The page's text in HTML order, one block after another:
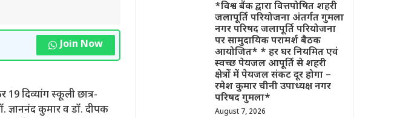
Join Now
19 दिव्यांग स्कूली छात्र-
कुमार व डॉ. दीपक
*विश्व बैंक द्वारा वित्तपोषित शहरी
जलापूर्ति परियोजना अंतर्गत गुमला
नगर परिषद जलापूर्ति परियोजना
पर सामुदायिक परामर्श बैठक
आयोजित* * हर घर नियमित एवं
स्वच्छ पेयजल आपूर्ति से शहरी
क्षेत्रों में पेयजल संकट दूर होगा –
रमेश कुमार चीनी उपाध्यक्ष नगर
परिषद गुमला*
August 7, 2026